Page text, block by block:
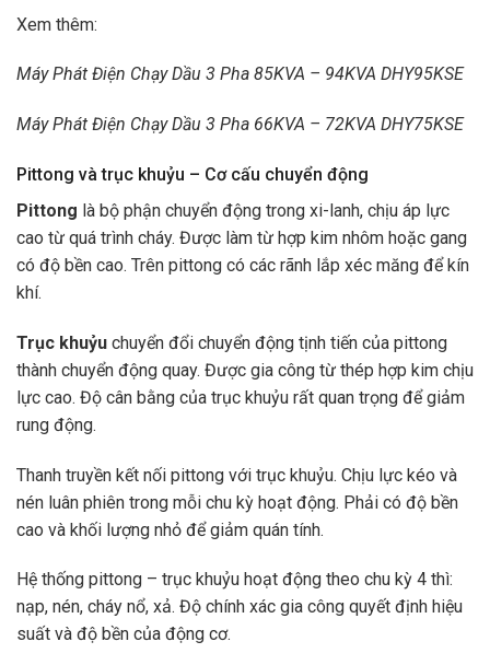
Xem thêm:
Máy Phát Điện Chạy Dầu 3 Pha 85KVA – 94KVA DHY95KSE
Máy Phát Điện Chạy Dầu 3 Pha 66KVA – 72KVA DHY75KSE
Pittong và trục khuỷu – Cơ cấu chuyển động
Pittong là bộ phận chuyển động trong xi-lanh, chịu áp lực
cao từ quá trình cháy. Được làm từ hợp kim nhôm hoặc gang
có độ bền cao. Trên pittong có các rãnh lắp xéc măng để kín
khí.
Trục khuỷu chuyển đổi chuyển động tịnh tiến của pittong
thành chuyển động quay. Được gia công từ thép hợp kim chịu
lực cao. Độ cân bằng của trục khuỷu rất quan trọng để giảm
rung động.
Thanh truyền kết nối pittong với trục khuỷu. Chịu lực kéo và
nén luân phiên trong mỗi chu kỳ hoạt động. Phải có độ bền
cao và khối lượng nhỏ để giảm quán tính.
Hệ thống pittong – trục khuỷu hoạt động theo chu kỳ 4 thì:
nạp, nén, cháy nổ, xả. Độ chính xác gia công quyết định hiệu
suất và độ bền của động cơ.